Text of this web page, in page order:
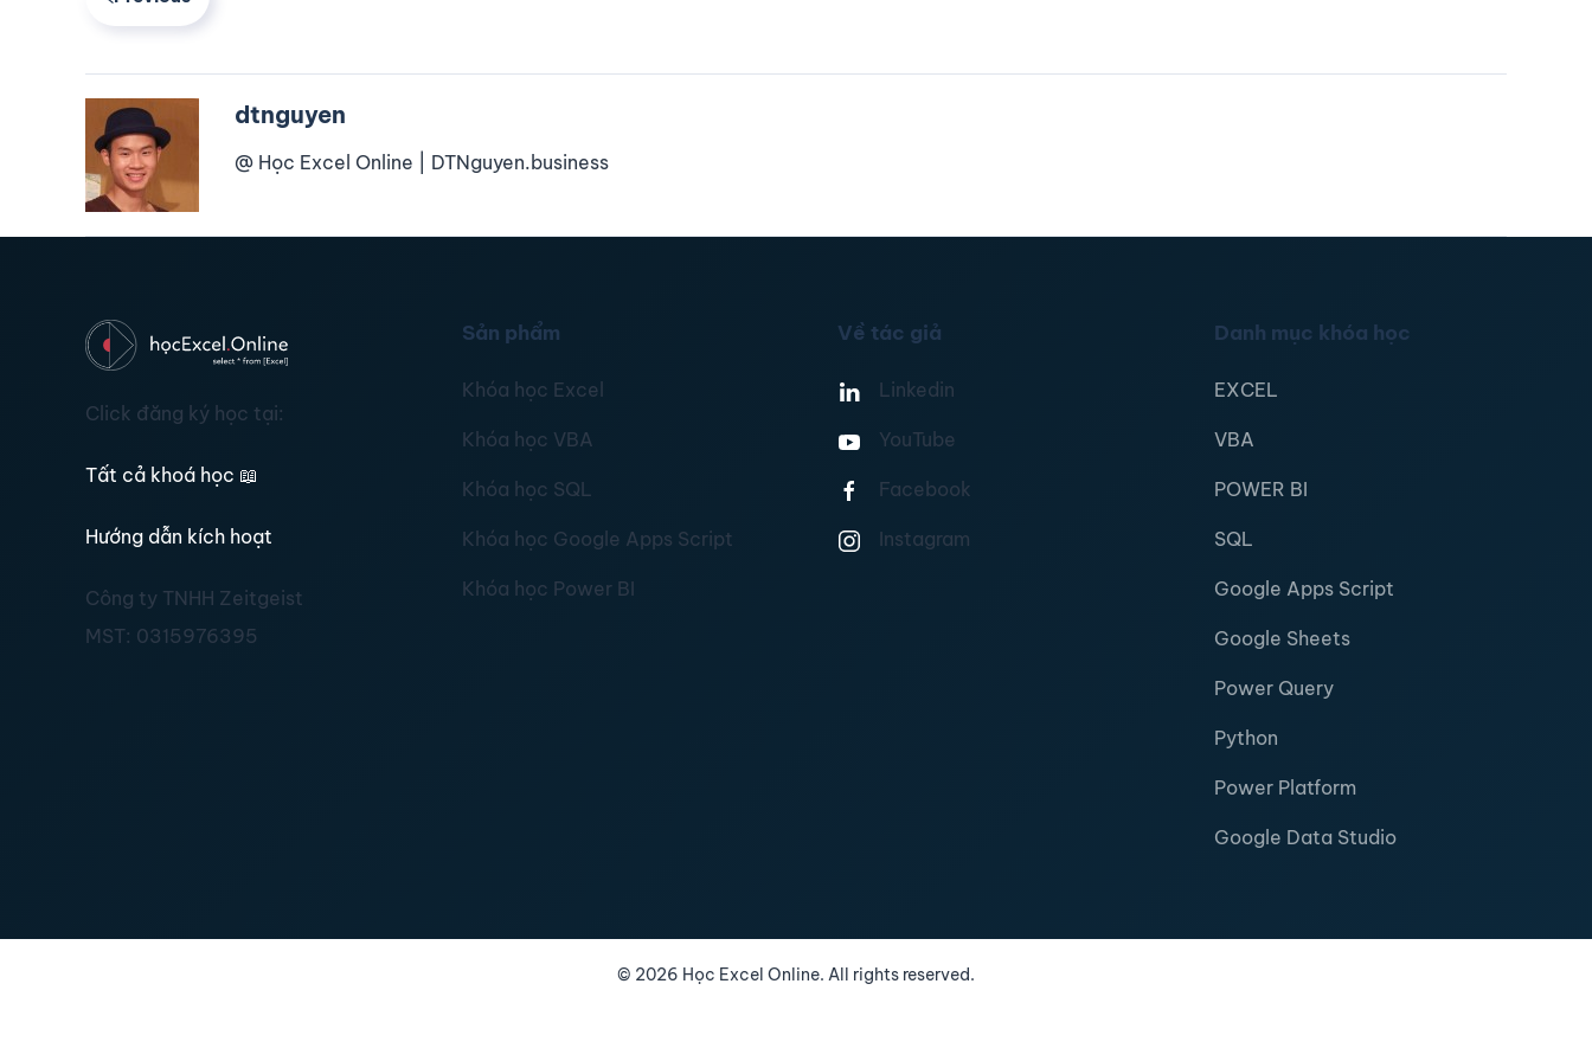
dtnguyen
@ Học Excel Online | DTNguyen.business
Click đăng ký học tại:
Tất cả khoá học 📖
Hướng dẫn kích hoạt
Công ty TNHH Zeitgeist
MST: 0315976395
Sản phẩm
Khóa học Excel
Khóa học VBA
Khóa học SQL
Khóa học Google Apps Script
Khóa học Power BI
Về tác giả
Linkedin
YouTube
Facebook
Instagram
Danh mục khóa học
EXCEL
VBA
POWER BI
SQL
Google Apps Script
Google Sheets
Power Query
Python
Power Platform
Google Data Studio
© 2026 Học Excel Online. All rights reserved.